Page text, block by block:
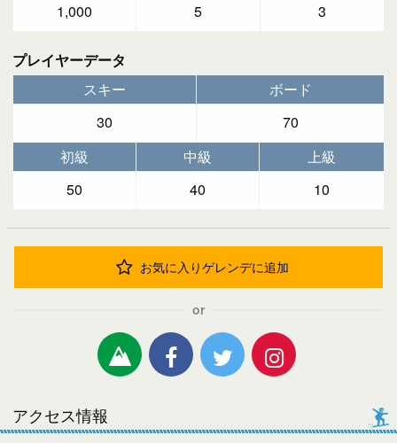
1,000
5 3
プレイヤーデータ
スキー
ボード
30
70
初級
中級
上級
50
40 10
お気に入りゲレンデに追加
or
アクセス情報